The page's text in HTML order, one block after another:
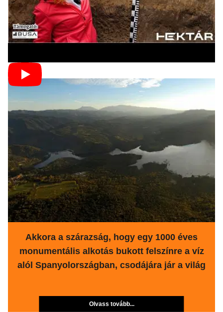
Akkora a szárazság, hogy egy 1000 éves
monumentális alkotás bukott felszínre a víz
alól Spanyolországban, csodájára jár a világ
Olvass tovább...